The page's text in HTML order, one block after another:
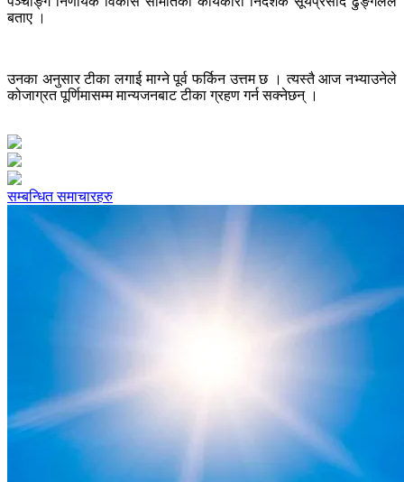
बताए ।
उनका अनुसार टीका लगाई माग्ने पूर्व फर्किन उत्तम छ । त्यस्तै आज नभ्याउनेले
कोजाग्रत पूर्णिमासम्म मान्यजनबाट टीका ग्रहण गर्न सक्नेछन् ।
सम्बन्धित समाचारहरु